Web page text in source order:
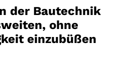
der Bautechnik
ohne
einzubüßen